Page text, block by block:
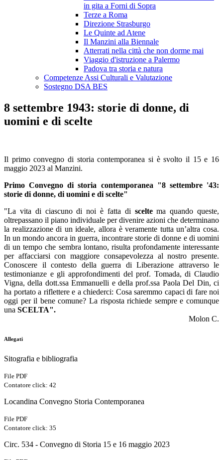
in gita a Forni di Sopra
Terze a Roma
Direzione Strasburgo
Le Quinte ad Atene
Il Manzini alla Biennale
Atterrati nella città che non dorme mai
Viaggio d'istruzione a Palermo
Padova tra storia e natura
Competenze Assi Culturali e Valutazione
Sostegno DSA BES
8 settembre 1943: storie di donne, di
uomini e di scelte
Il primo convegno di storia contemporanea si è svolto il 15 e 16
maggio 2023 al Manzini.
Primo Convegno di storia contemporanea "8 settembre '43:
storie di donne, di uomini e di scelte"
"La vita di ciascuno di noi è fatta di sceltema quando queste,
oltrepassano il piano individuale per divenire azioni che determinano
la realizzazione di un ideale, allora è veramente tutta un’altra cosa.
In un mondo ancora in guerra, incontrare storie di donne e di uomini
di un tempo che sembra lontano, risulta profondamente interessante
per affacciarsi con maggiore consapevolezza al nostro presente.
Conoscere il contesto della guerra di Liberazione attraverso le
testimonianze e gli approfondimenti del prof. Tomada, di Claudio
Vigna, della dott.ssa Emmanuelli e della prof.ssa Paola Del Din, ci
ha portato a riflettere e a chiederci: Cosa saremmo capaci di fare noi
oggi per il bene comune? La risposta richiede sempre e comunque
una SCELTA".
Molon C.
Allegati
Sitografia e bibliografia
File PDF
Contatore click: 42
Locandina Convegno Storia Contemporanea
File PDF
Contatore click: 35
Circ. 534 - Convegno di Storia 15 e 16 maggio 2023